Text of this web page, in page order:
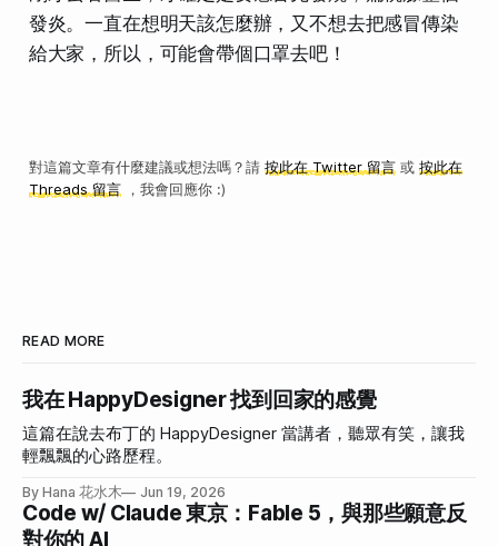
發炎。一直在想明天該怎麼辦，又不想去把感冒傳染
給大家，所以，可能會帶個口罩去吧！
對這篇文章有什麼建議或想法嗎？請 按此在 Twitter 留言或 按此在
Threads 留言，我會回應你 :)
READ MORE
我在 HappyDesigner 找到回家的感覺
這篇在說去布丁的 HappyDesigner 當講者，聽眾有笑，讓我
輕飄飄的心路歷程。
By Hana 花水木 Jun 19, 2026
Code w/ Claude 東京：Fable 5，與那些願意反
對你的 AI